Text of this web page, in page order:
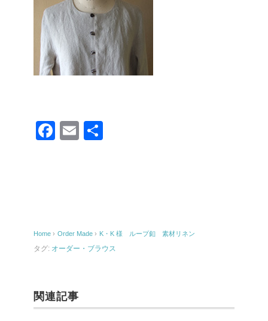
F
o
o
E
Home › Order Made › K・K 様 ループ釦 素材リネン
タグ: オーダー・ブラウス
関連記事